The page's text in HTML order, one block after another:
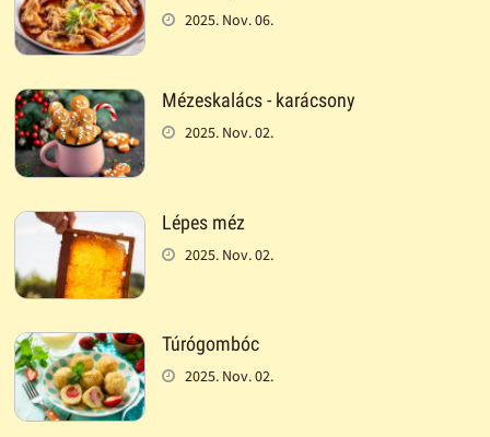
2025. Nov. 06.
Mézeskalács - karácsony
2025. Nov. 02.
Lépes méz
2025. Nov. 02.
Túrógombóc
2025. Nov. 02.